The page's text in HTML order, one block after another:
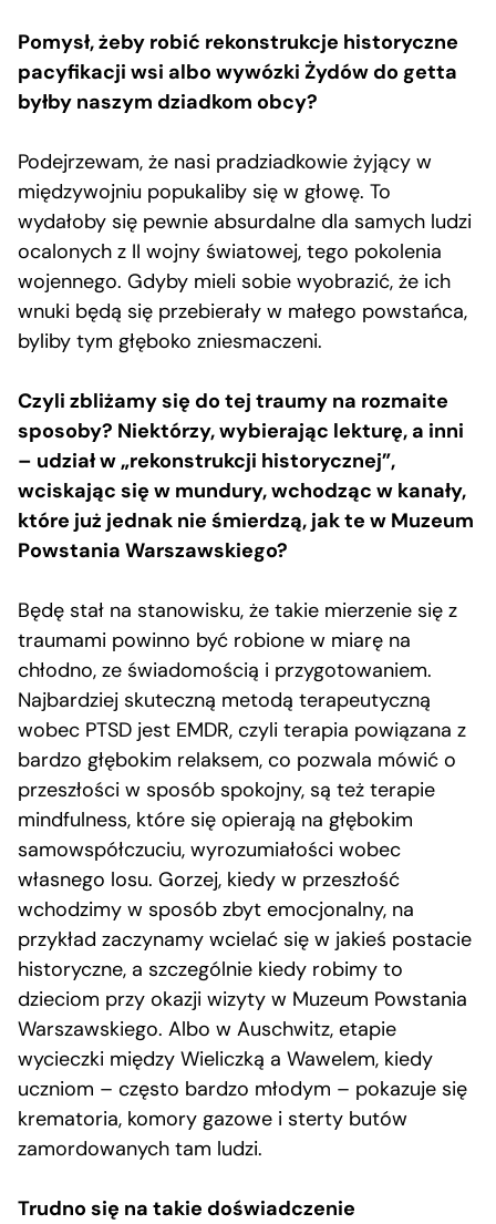
Pomysł, żeby robić rekonstrukcje historyczne
pacyfikacji wsi albo wywózki Żydów do getta
byłby naszym dziadkom obcy?
Podejrzewam, że nasi pradziadkowie żyjący w
międzywojniu popukaliby się w głowę. To
wydałoby się pewnie absurdalne dla samych ludzi
ocalonych z II wojny światowej, tego pokolenia
wojennego. Gdyby mieli sobie wyobrazić, że ich
wnuki będą się przebierały w małego powstańca,
byliby tym głęboko zniesmaczeni.
Czyli zbliżamy się do tej traumy na rozmaite
sposoby? Niektórzy, wybierając lekturę, a inni
– udział w „rekonstrukcji historycznej”,
wciskając się w mundury, wchodząc w kanały,
które już jednak nie śmierdzą, jak te w Muzeum
Powstania Warszawskiego?
Będę stał na stanowisku, że takie mierzenie się z
traumami powinno być robione w miarę na
chłodno, ze świadomością i przygotowaniem.
Najbardziej skuteczną metodą terapeutyczną
wobec PTSD jest EMDR, czyli terapia powiązana z
bardzo głębokim relaksem, co pozwala mówić o
przeszłości w sposób spokojny, są też terapie
mindfulness, które się opierają na głębokim
samowspółczuciu, wyrozumiałości wobec
własnego losu. Gorzej, kiedy w przeszłość
wchodzimy w sposób zbyt emocjonalny, na
przykład zaczynamy wcielać się w jakieś postacie
historyczne, a szczególnie kiedy robimy to
dzieciom przy okazji wizyty w Muzeum Powstania
Warszawskiego. Albo w Auschwitz, etapie
wycieczki między Wieliczką a Wawelem, kiedy
uczniom – często bardzo młodym – pokazuje się
krematoria, komory gazowe i sterty butów
zamordowanych tam ludzi.
Trudno się na takie doświadczenie